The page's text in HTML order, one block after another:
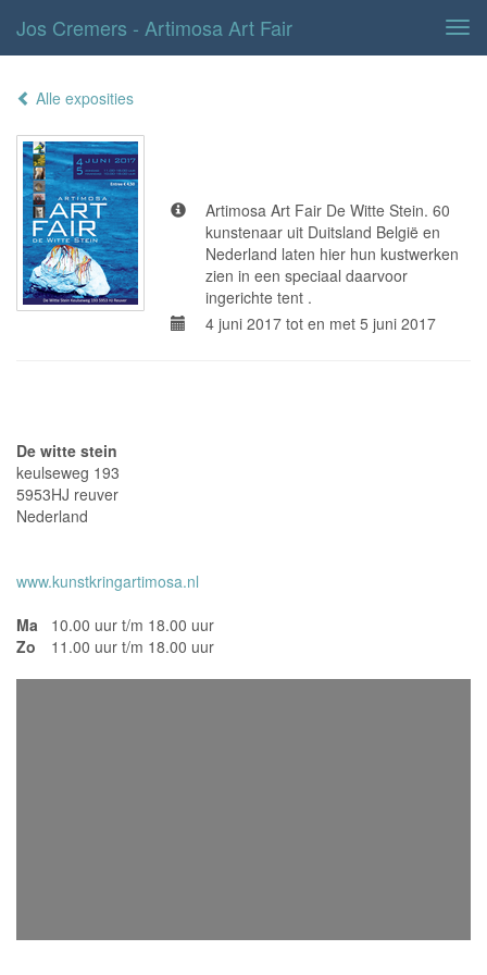
Jos Cremers - Artimosa Art Fair
Alle exposities
Artimosa Art Fair De Witte Stein. 60
kunstenaar uit Duitsland België en
Nederland laten hier hun kustwerken
zien in een speciaal daarvoor
ingerichte tent .
4 juni 2017 tot en met 5 juni 2017
De witte stein
keulseweg 193
5953HJ reuver
Nederland
www.kunstkringartimosa.nl
Ma
10.00 uur t/m 18.00 uur
Zo
11.00 uur t/m 18.00 uur